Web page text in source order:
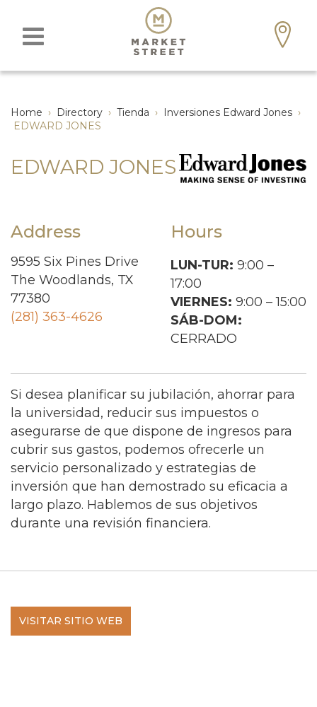
Home › Directory › Tienda › Inversiones Edward Jones ›
EDWARD JONES
EDWARD JONES
Address
9595 Six Pines Drive
The Woodlands, TX
77380
(281) 363-4626
Hours
LUN-TUR: 9:00 –
17:00
VIERNES: 9:00 – 15:00
SÁB-DOM:
CERRADO
Si desea planificar su jubilación, ahorrar para
la universidad, reducir sus impuestos o
asegurarse de que dispone de ingresos para
cubrir sus gastos, podemos ofrecerle un
servicio personalizado y estrategias de
inversión que han demostrado su eficacia a
largo plazo. Hablemos de sus objetivos
durante una revisión financiera.
VISITAR SITIO WEB